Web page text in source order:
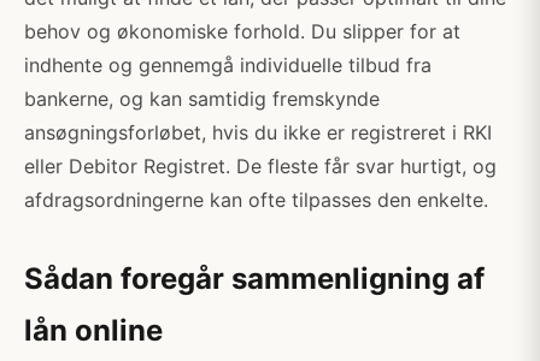
behov og økonomiske forhold. Du slipper for at
indhente og gennemgå individuelle tilbud fra
bankerne, og kan samtidig fremskynde
ansøgningsforløbet, hvis du ikke er registreret i RKI
eller Debitor Registret. De fleste får svar hurtigt, og
afdragsordningerne kan ofte tilpasses den enkelte.
Sådan foregår sammenligning af
lån online